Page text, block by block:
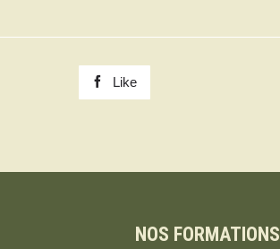
 Like
NOS FORMATIONS